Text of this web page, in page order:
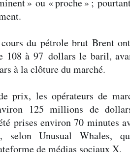
» ou «proche» ;
du pétrole brut Brent
108 à 97 dollars le baril,
à la clôture du marché.
prix, les opérateurs de
125 millions de
prises environ 70 minutes
selon Unusual Whales,
de médias sociaux X.